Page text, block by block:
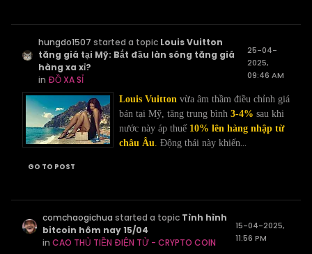
hungdo1507 started a topic Louis Vuitton
tăng giá tại Mỹ: Bắt đầu làn sóng tăng giá
hàng xa xỉ?
in ĐỒ XA SỈ
25-04-
2025,
09:46 AM
Louis Vuitton vừa âm thầm điều chỉnh giá
bán tại Mỹ, tăng trung bình 3-4% sau khi
nước này áp thuế 10% lên hàng nhập từ
châu Âu. Động thái này khiến...
GO TO POST
comchaogichua started a topic Tình hình
bitcoin hôm nay 15/04
inCAO THỦ TIỀN ĐIỆN TỬ - CRYPTO COIN
15-04-2025,
11:56 PM